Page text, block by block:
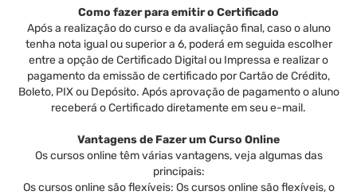
Como fazer para emitir o Certificado
Após a realização do curso e da avaliação final, caso o aluno
tenha nota igual ou superior a 6, poderá em seguida escolher
entre a opção de Certificado Digital ou Impressa e realizar o
pagamento da emissão de certificado por Cartão de Crédito,
Boleto, PIX ou Depósito. Após aprovação de pagamento o aluno
receberá o Certificado diretamente em seu e-mail.
Vantagens de Fazer um Curso Online
Os cursos online têm várias vantagens, veja algumas das
principais:
Os cursos online são flexíveis: Os cursos online são flexíveis, o